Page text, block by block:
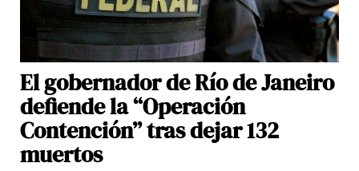
El gobernador de Río de Janeiro
defiende la “Operación
Contención” tras dejar 132
muertos